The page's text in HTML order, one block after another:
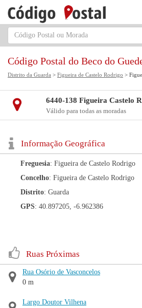
Código Postal do Beco do
Distrito da Guarda > Figueira de Castelo Rodrigo >
6440-138 Figueira Castelo
Válido para todas as moradas
Informação Geográfica
Freguesia: Figueira de Castelo Rodrigo
Concelho: Figueira de Castelo Rodrigo
Distrito: Guarda
GPS: 40.897205, -6.962386
Ruas Próximas
Rua Osório de Vasconcelos
0 m
Largo Doutor Vilhena